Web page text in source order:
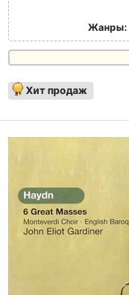
Жанры:
Хит продаж